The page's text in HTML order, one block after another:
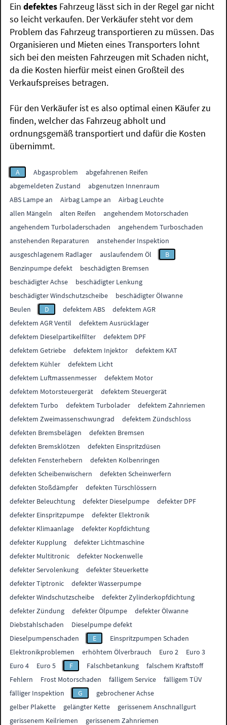
Eindefektes Fahrzeug lässt sich in der Regel gar nicht
so leicht verkaufen. Der Verkäufer steht vor dem
Problem das Fahrzeug transportieren zu müssen. Das
Organisieren und Mieten eines Transporters lohnt
sich bei den meisten Fahrzeugen mit Schaden nicht,
da die Kosten hierfür meist einen Großteil des
Verkaufspreises betragen.
Für den Verkäufer ist es also optimal einen Käufer zu
finden, welcher das Fahrzeug abholt und
ordnungsgemäß transportiert und dafür die Kosten
übernimmt.
A Abgasproblem
abgefahrenen Reifen
abgemeldeten Zustand
abgenutzen Innenraum
ABS Lampe an
Airbag Lampe an
Airbag Leuchte
allen Mängeln
alten Reifen
angehendem Motorschaden
angehendem Turboladerschaden
angehendem Turboschaden
anstehenden Reparaturen
anstehender Inspektion
ausgeschlagenem Radlager
auslaufendem Öl
B
Benzinpumpe defekt
beschädigten Bremsen
beschädigter Achse
beschädigter Lenkung
beschädigter Windschutzscheibe
beschädigter Ölwanne
Beulen
D defektem ABS
defektem AGR
defektem AGR Ventil
defektem Ausrücklager
defektem Dieselpartikelfilter
defektem DPF
defektem Getriebe
defektem Injektor
defektem KAT
defektem Kühler
defektem Licht
defektem Luftmassenmesser
defektem Motor
defektem Motorsteuergerät
defektem Steuergerät
defektem Turbo
defektem Turbolader
defektem Zahnriemen
defektem Zweimassenschwungrad
defektem Zündschloss
defekten Bremsbelägen
defekten Bremsen
defekten Bremsklötzen
defekten Einspritzdüsen
defekten Fensterhebern
defekten Kolbenringen
defekten Scheibenwischern
defekten Scheinwerfern
defekten Stoßdämpfer
defekten Türschlössern
defekter Beleuchtung
defekter Dieselpumpe
defekter DPF
defekter Einspritzpumpe
defekter Elektronik
defekter Klimaanlage
defekter Kopfdichtung
defekter Kupplung
defekter Lichtmaschine
defekter Multitronic
defekter Nockenwelle
defekter Servolenkung
defekter Steuerkette
defekter Tiptronic
defekter Wasserpumpe
defekter Windschutzscheibe
defekter Zylinderkopfdichtung
defekter Zündung
defekter Ölpumpe
defekter Ölwanne
Diebstahlschaden
Dieselpumpe defekt
Dieselpumpenschaden
E
Einspritzpumpen Schaden
Elektronikproblemen
erhöhtem Ölverbrauch Euro 2
Euro 3
Euro 4
Euro 5 F Falschbetankung
falschem Kraftstoff
Fehlern
Frost Motorschaden fälligem Service
fälligem TÜV
fälliger Inspektion
G
gebrochener Achse
gelber Plakette
gelängter Kette
gerissenem Anschnallgurt
gerissenem Keilriemen
gerissenem Zahnriemen